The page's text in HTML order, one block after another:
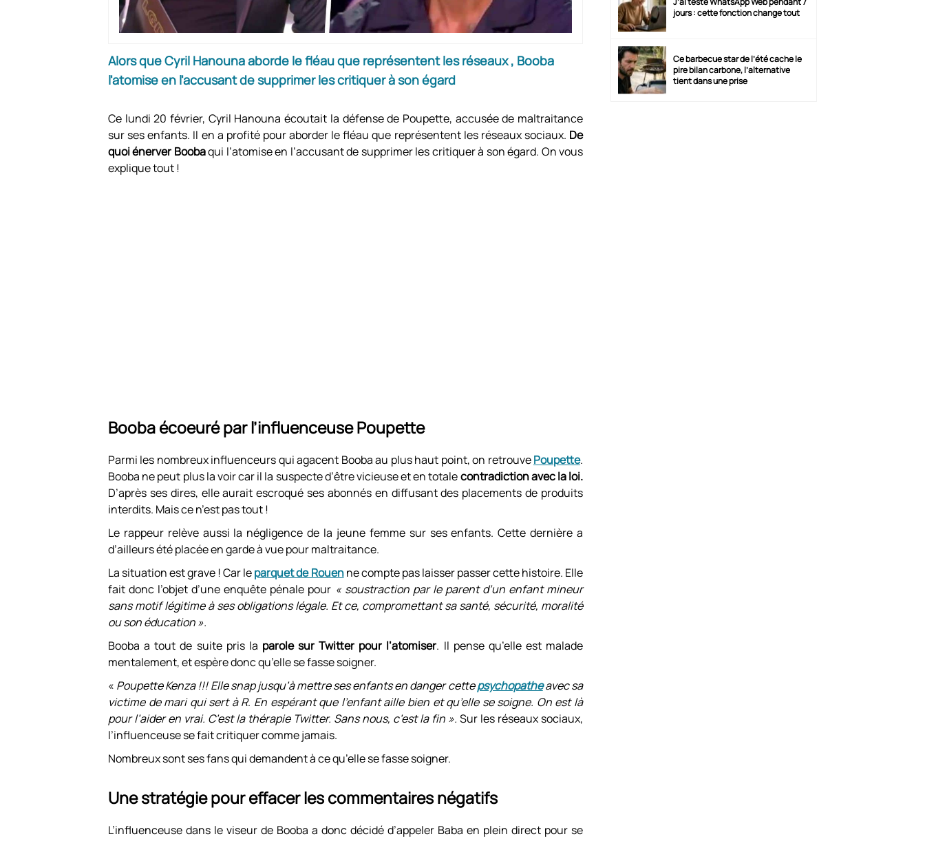
Alors que Cyril Hanouna aborde le fléau que représentent les réseaux , Booba
l'atomise en l'accusant de supprimer les critiquer à son égard
Ce lundi 20 février, Cyril Hanouna écoutait la défense de Poupette, accusée de maltraitance
sur ses enfants. Il en a profité pour aborder le fléau que représentent les réseaux sociaux. De
quoi énerver Boobaqui l’atomise en l’accusant de supprimer les critiquer à son égard. On vous
explique tout !
Booba écoeuré par l’influenceuse Poupette
Parmi les nombreux influenceurs qui agacent Booba au plus haut point, on retrouvePoupette.
Booba ne peut plus la voir car il la suspecte d’être vicieuse et en totalecontradiction avec la loi.
D’après ses dires, elle aurait escroqué ses abonnés en diffusant des placements de produits
interdits. Mais ce n’est pas tout !
Le rappeur relève aussi la négligence de la jeune femme sur ses enfants. Cette dernière a
d’ailleurs été placée en garde à vue pour maltraitance.
La situation est grave ! Car leparquet de Rouenne compte pas laisser passer cette histoire. Elle
fait donc l’objet d’une enquête pénale pour « soustraction par le parent d’un enfant mineur
sans motif légitime à ses obligations légale. Et ce, compromettant sa santé, sécurité, moralité
ou son éducation ».
Booba a tout de suite pris la parole sur Twitter pour l’atomiser. Il pense qu’elle est malade
mentalement, et espère donc qu’elle se fasse soigner.
« Poupette Kenza !!! Elle snap jusqu’à mettre ses enfants en danger cettepsychopatheavec sa
victime de mari qui sert à R. En espérant que l’enfant aille bien et qu’elle se soigne. On est là
pour l’aider en vrai. C’est la thérapie Twitter. Sans nous, c’est la fin ». Sur les réseaux sociaux,
l’influenceuse se fait critiquer comme jamais.
Nombreux sont ses fans qui demandent à ce qu’elle se fasse soigner.
Une stratégie pour effacer les commentaires négatifs
L’influenceuse dans le viseur de Booba a donc décidé d’appeler Baba en plein direct pour se
jours : cette fonction change tout
Ce barbecue star de l’été cache le
pire bilan carbone, l’alternative
tient dans une prise